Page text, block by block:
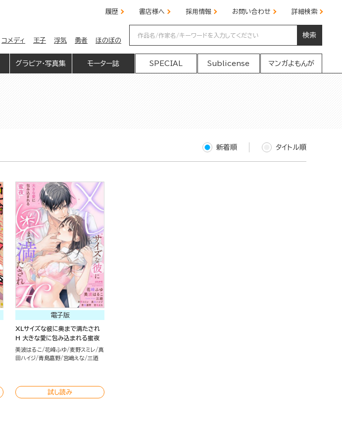
履歴 書店様へ 採用情報 お問い合わせ 詳細検索
コメディ 王子 浮気 勇者 ほのぼの
検索
グラビア・写真集 モーター誌 SPECIAL Sublicense マンガよもんが
新着順 タイトル順
電子版
XLサイズな彼に奥まで満たされ
H 大きな愛に包み込まれる蜜夜
美波はるこ 花峰ふゆ 麦野スミレ
真
田ハイジ 青島嘉野 宮嶋えな 三廼
試し読み